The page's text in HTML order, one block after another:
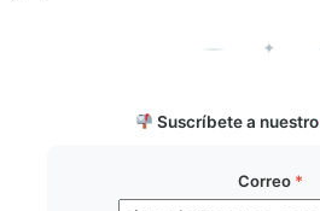
✦
Suscríbete a nuestro
Correo *